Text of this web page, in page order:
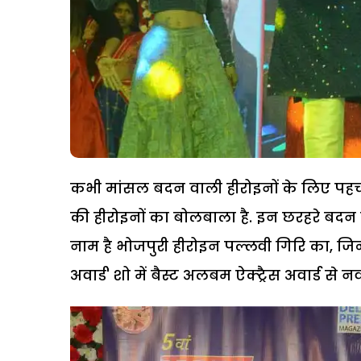
कभी मांसल बदन वाली हीरोइनों के लिए
की हीरोइनों का बोलबाला है. इन छरहरे
नाम है भोजपुरी हीरोइन पल्लवी गिरि का,
अवार्ड' शो में बैस्ट अलबम ऐक्ट्रैस अवार्ड से